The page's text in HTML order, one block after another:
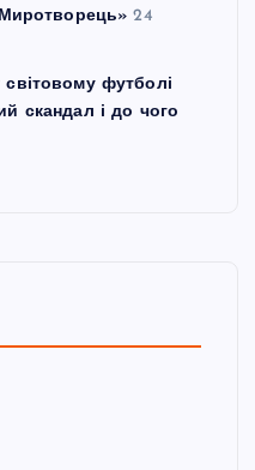
24
футболі
скандал і до чого